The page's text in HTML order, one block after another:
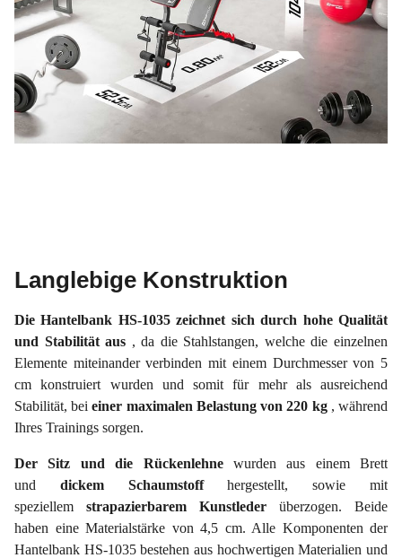
Langlebige Konstruktion
Die Hantelbank HS-1035 zeichnet sich durch hohe Qualität
und Stabilität aus , da die Stahlstangen, welche die einzelnen
Elemente miteinander verbinden mit einem Durchmesser von 5
cm konstruiert wurden und somit für mehr als ausreichend
Stabilität, beieiner maximalen Belastung von 220 kg , während
Ihres Trainings sorgen.
Der Sitz und die Rückenlehne wurden aus einem Brett
und dickem Schaumstoffhergestellt, sowie mit
speziellem strapazierbarem Kunstleder überzogen. Beide
haben eine Materialstärke von 4,5 cm. Alle Komponenten der
Hantelbank HS-1035 bestehen aus hochwertigen Materialien und